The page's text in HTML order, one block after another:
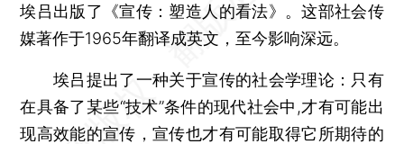
埃吕出版了《宣传：塑造人的看法》。这部社会传
媒著作于1965年翻译成英文，至今影响深远。
埃吕提出了一种关于宣传的社会学理论：只有
在具备了某些“技术”条件的现代社会中,才有可能出
现高效能的宣传，宣传也才有可能取得它所期待的